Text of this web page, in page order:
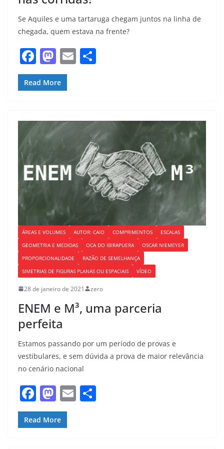
Se Aquiles e uma tartaruga chegam juntos na linha de
chegada, quem estava na frente?
F
a
c
b
o
o
k
M
a
st
d
o
n
E
m
Read More
ÁREAS E VOLUMES AUTOR: CAIO COMPRIMENTOS
ESCALAS
GEOMETRIA E MEDIDAS
OCA DO IBIRAPUERA
OSCAR NIEMEYER
PROPORCIONALIDADE
RAZÃO DE SEMELHANÇA
SIMETRIAS DE FIGURAS PLANAS OU ESPACIAIS
VÍDEO
28 de janeiro de 2021 zero
ENEM e M³, uma parceria
perfeita
Estamos passando por um período de provas e
vestibulares, e sem dúvida a prova de maior relevância
no cenário nacional
F
a
c
M
a
st
E
Read More